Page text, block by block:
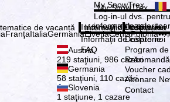
My SnowTrex
My SnowTrex
Log-in-ul dvs.
informaţiile
Vă
FranţaItaliaGermaniaElveţiaCehiaPolonia•••
Austria
219 staţiuni, 986 cazări
Germania
58 staţiuni, 110 cazări
Slovenia
1 staţiune, 1 cazare
de vacanță Informaţii
Informaţii de călătorie
Informaţii de călătorie
FAQ
Compania
Despre noi
Despre noi
Program
Voucher
Abonare
Contact